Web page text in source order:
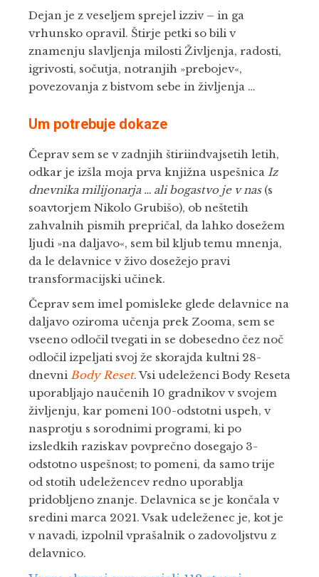
Dejan je z veseljem sprejel izziv – in ga
vrhunsko opravil. Štirje petki so bili v
znamenju slavljenja milosti Življenja, radosti,
igrivosti, sočutja, notranjih »prebojev«,
povezovanja z bistvom sebe in življenja …
Um potrebuje dokaze
Čeprav sem se v zadnjih štiriindvajsetih letih,
odkar je izšla moja prva knjižna uspešnica Iz
dnevnika milijonarja … ali bogastvo je v nas (s
soavtorjem Nikolo Grubišo), ob neštetih
zahvalnih pismih prepričal, da lahko dosežem
ljudi »na daljavo«, sem bil kljub temu mnenja,
da le delavnice v živo dosežejo pravi
transformacijski učinek.
Čeprav sem imel pomisleke glede delavnice na
daljavo oziroma učenja prek Zooma, sem se
vseeno odločil tvegati in se dobesedno čez noč
odločil izpeljati svoj že skorajda kultni 28-
dnevni Body Reset. Vsi udeleženci Body Reseta
uporabljajo naučenih 10 gradnikov v svojem
življenju, kar pomeni 100-odstotni uspeh, v
nasprotju s sorodnimi programi, ki po
izsledkih raziskav povprečno dosegajo 3-
odstotno uspešnost; to pomeni, da samo trije
od stotih udeležencev redno uporablja
pridobljeno znanje. Delavnica se je končala v
sredini marca 2021. Vsak udeleženec je, kot je
v navadi, izpolnil vprašalnik o zadovoljstvu z
delavnico.